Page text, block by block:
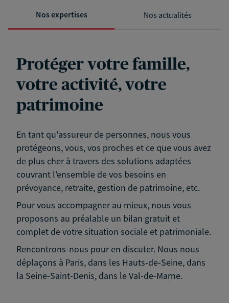
Nos expertises Nos actualités
Protéger votre famille,
votre activité, votre
patrimoine
En tant qu'assureur de personnes, nous vous
protégeons, vous, vos proches et ce que vous avez
de plus cher à travers des solutions adaptées
couvrant l'ensemble de vos besoins en
prévoyance, retraite, gestion de patrimoine, etc.
Pour vous accompagner au mieux, nous vous
proposons au préalable un bilan gratuit et
complet de votre situation sociale et patrimoniale.
Rencontrons-nous pour en discuter. Nous nous
déplaçons à Paris, dans les Hauts-de-Seine, dans
la Seine-Saint-Denis, dans le Val-de-Marne.